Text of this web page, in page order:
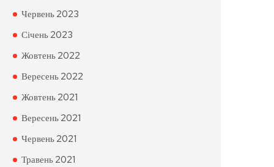
Червень 2023
Січень 2023
Жовтень 2022
Вересень 2022
Жовтень 2021
Вересень 2021
Червень 2021
Травень 2021